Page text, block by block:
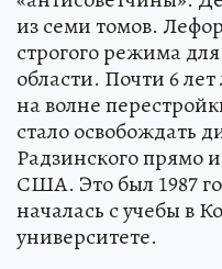
из семи томов.
строгого режима
области. Почти 6
на волне
стало освобождать
Радзинского прямо
США. Это был 1987
началась с учебы в
университете.